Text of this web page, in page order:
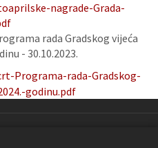
nagrade-Grada-
rada Gradskog vijeća
- 30.10.2023.
Programa-rada-Gradskog-
godinu.pdf